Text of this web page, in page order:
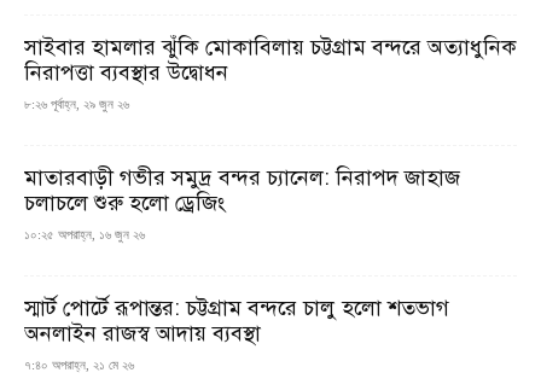
সাইবার হামলার ঝুঁকি মোকাবিলায় চট্টগ্রাম বন্দরে অত্যাধুনিক
নিরাপত্তা ব্যবস্থার উদ্বোধন
৮:২৬ পূর্বাহ্ন, ২৯ জুন ২৬
মাতারবাড়ী গভীর সমুদ্র বন্দর চ্যানেল: নিরাপদ জাহাজ
চলাচলে শুরু হলো ড্রেজিং
১০:২৫ অপরাহ্ন, ১৬ জুন ২৬
স্মার্ট পোর্টে রূপান্তর: চট্টগ্রাম বন্দরে চালু হলো শতভাগ
অনলাইন রাজস্ব আদায় ব্যবস্থা
৭:৪০ অপরাহ্ন, ২১ মে ২৬